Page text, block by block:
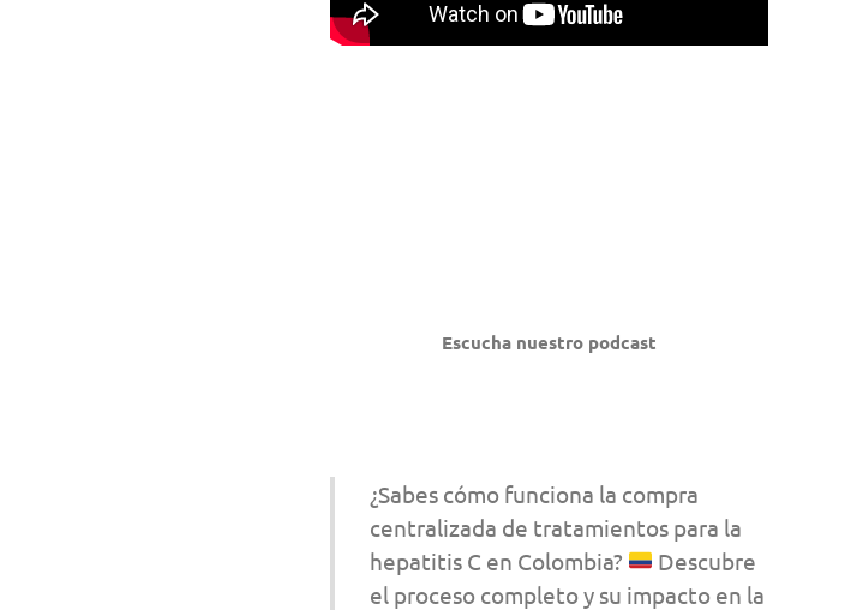
Escucha nuestro podcast
¿Sabes cómo funciona la compra
centralizada de tratamientos para la
hepatitis C en Colombia?
Descubre
el proceso completo y su impacto en la